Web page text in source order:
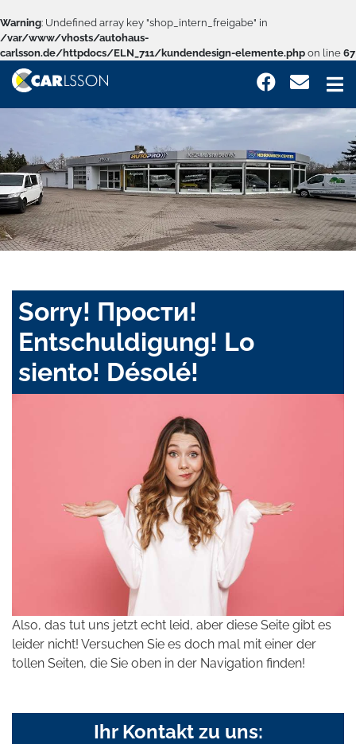
Warning: Undefined array key "shop_intern_freigabe" in
/var/www/vhosts/autohaus-
carlsson.de/httpdocs/ELN_711/kundendesign-elemente.php on line 67
Sorry! Прости!
Entschuldigung! Lo
siento! Désolé!
Also, das tut uns jetzt echt leid, aber diese Seite gibt es
leider nicht! Versuchen Sie es doch mal mit einer der
tollen Seiten, die Sie oben in der Navigation finden!
Ihr Kontakt zu uns: